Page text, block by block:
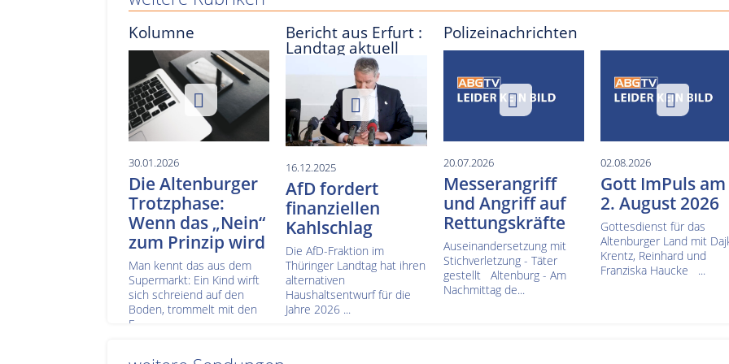
Kolumne
30.01.2026
Die Altenburger
Trotzphase:
Wenn das „Nein“
zum Prinzip wird
Man kennt das aus dem
Supermarkt: Ein Kind wirft
sich schreiend auf den
Boden, trommelt mit den
F...
Bericht aus Erfurt :
Landtag aktuell
16.12.2025
AfD fordert
finanziellen
Kahlschlag
Die AfD-Fraktion im
Thüringer Landtag hat ihren
alternativen
Haushaltsentwurf für die
Jahre 2026 ...
Polizeinachrichten
20.07.2026
Messerangriff
und Angriff auf
Rettungskräfte
Auseinandersetzung mit
Stichverletzung - Täter
gestellt Altenburg - Am
Nachmittag de...
02.08.2026
Gott ImPuls am
2. August 2026
Gottesdienst für das
Altenburger Land mit
Krentz, Reinhard und
Franziska Haucke ...